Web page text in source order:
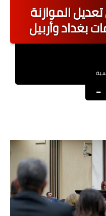
اخبار القطاع العام
اخبار القطاع الخاص
العقود والاجور اليومية
القروض والسلف
المنح المالية
قطع الاراضي
الموازنة
بغداد وأربيل